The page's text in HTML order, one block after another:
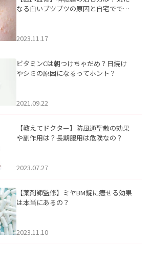
なる白いブツブツの原因と自宅ででき
2023.11.17
ビタミンCは朝つけちゃだめ？日焼け
やシミの原因になるってホント？
2021.09.22
【教えてドクター】防風通聖散の効果
や副作用は？長期服用は危険なの？
2023.07.27
【薬剤師監修】ミヤBM錠に痩せる効果
は本当にあるの？
2023.11.10